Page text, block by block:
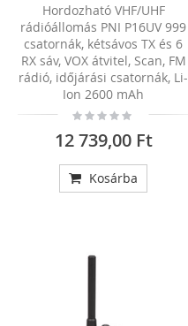
Hordozható VHF/UHF
rádióállomás PNI P16UV 999
csatornák, kétsávos TX és 6
RX sáv, VOX átvitel, Scan, FM
rádió, időjárási csatornák, Li-
Ion 2600 mAh
Rating:
0%
12 739,00 Ft
Kosárba